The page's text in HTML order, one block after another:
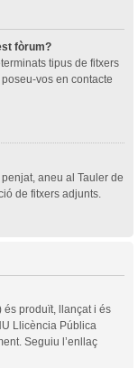
fòrum?
tipus de fitxers
vos en contacte
aneu al Tauler de
de fitxers adjunts.
és produït, llançat i és
Llicència Pública
Seguiu l’enllaç